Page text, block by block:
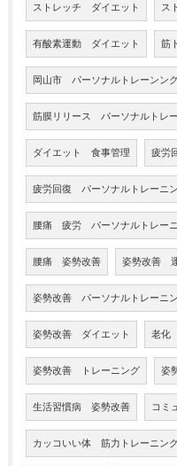
ストレッチ ダイエット ス
有酸素運動 ダイエット 筋
岡山市 パーソナルトレーンン
筋膜リリース パーソナルトレ
ダイエット 食事管理 疲労
疲労回復 パーソナルトレーニ
腰痛 疲労 パーソナルトレー
腰痛 姿勢改善 姿勢改善
姿勢改善 パーソナルトレーニ
姿勢改善 ダイエット 老化
姿勢改善 トレーニング 姿
生活習慣病 姿勢改善 コミ
カッコいい体 筋力トレーニン